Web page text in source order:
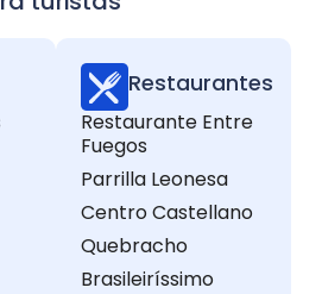
Restaurantes
Restaurante Entre
Fuegos
Parrilla Leonesa
Centro Castellano
Quebracho
Brasileiríssimo